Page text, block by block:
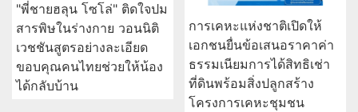
"พี่ชายฮลุน โซโล่" ติดใจปม
สารพิษในร่างกาย วอนนิติ
เวชชันสูตรอย่างละเอียด
ขอบคุณคนไทยช่วยให้น้อง
ได้กลับบ้าน
การเคหะแห่งชาติเปิดให้
เอกชนยื่นข้อเสนอราคาค่า
ธรรมเนียมการได้สิทธิเช่า
ที่ดินพร้อมสิ่งปลูกสร้าง
โครงการเคหะชุมชน